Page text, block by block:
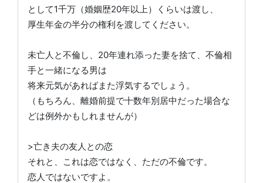
として1千万（婚姻歴20年以上）くらいは渡し、
厚生年金の半分の権利を渡してください。
未亡人と不倫し、20年連れ添った妻を捨て、不倫相
手と一緒になる男は
将来元気があればまた浮気するでしょう。
（もちろん、離婚前提で十数年別居中だった場合な
どは例外かもしれませんが）
>亡き夫の友人との恋
それと、これは恋ではなく、ただの不倫です。
恋人ではないですよ。